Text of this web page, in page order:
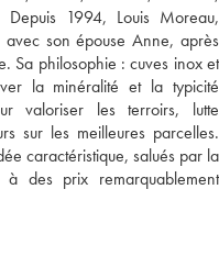
1994, Louis Moreau,
son épouse Anne, après
Sa philosophie : cuves inox et
la minéralité et la typicité
valoriser les terroirs, lutte
sur les meilleures parcelles.
caractéristique, salués par la
des prix remarquablement